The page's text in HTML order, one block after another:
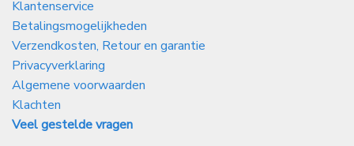
Klantenservice
Betalingsmogelijkheden
Verzendkosten, Retour en garantie
Privacyverklaring
Algemene voorwaarden
Klachten
Veel gestelde vragen